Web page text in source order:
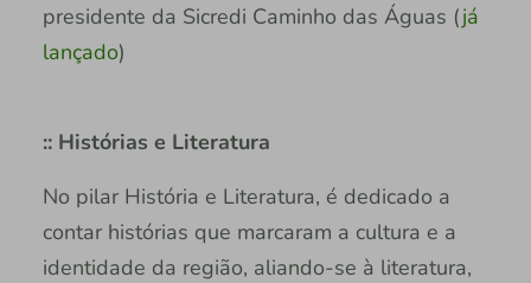
presidente da Sicredi Caminho das Águas (já
lançado)
:: Histórias e Literatura
No pilar História e Literatura, é dedicado a
contar histórias que marcaram a cultura e a
identidade da região, aliando-se à literatura,